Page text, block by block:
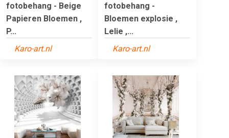
fotobehang - Beige
Papieren Bloemen ,
P...
Karo-art.nl
fotobehang -
Bloemen explosie ,
Lelie ,...
Karo-art.nl